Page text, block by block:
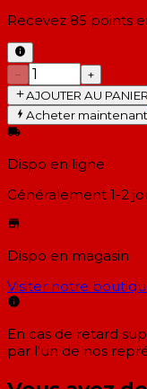
Recevez 85 points
−
+
AJOUTER AU PANIER
Acheter maintenant
Dispo en ligne
Généralement 1-2
Dispo en magasin
Visiter notre
En cas de retard
par l'un de nos